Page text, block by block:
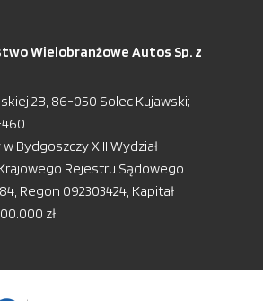
Wielobranżowe Autos Sp. z
2B, 86-050 Solec Kujawski;
460
Bydgoszczy XIII Wydział
Rejestru Sądowego
Regon 092303424, Kapitał
zł